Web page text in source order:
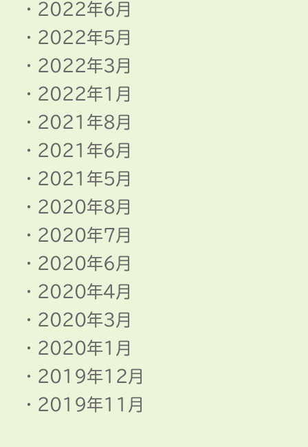
2022年6月
2022年5月
2022年3月
2022年1月
2021年8月
2021年6月
2021年5月
2020年8月
2020年7月
2020年6月
2020年4月
2020年3月
2020年1月
2019年12月
2019年11月